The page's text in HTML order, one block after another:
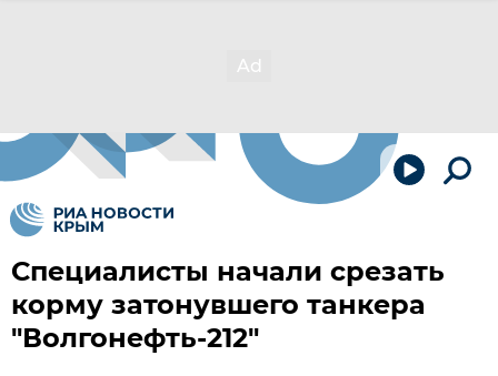
Специалисты начали срезать
корму затонувшего танкера
"Волгонефть-212"